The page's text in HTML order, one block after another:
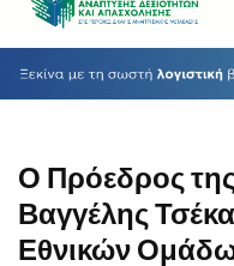
Ο Πρόεδρος
Βαγγέλης
Εθνικών